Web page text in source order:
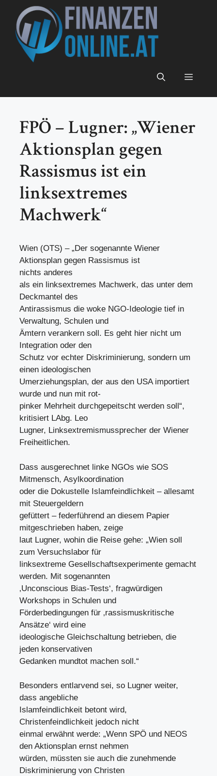
Inhalt
springen
Menü
FPÖ – Lugner: „Wiener
Aktionsplan gegen
Rassismus ist ein
linksextremes
Machwerk“
Wien (OTS) – „Der sogenannte Wiener
Aktionsplan gegen Rassismus ist
nichts anderes
als ein linksextremes Machwerk, das unter dem
Deckmantel des
Antirassismus die woke NGO-Ideologie tief in
Verwaltung, Schulen und
Ämtern verankern soll. Es geht hier nicht um
Integration oder den
Schutz vor echter Diskriminierung, sondern um
einen ideologischen
Umerziehungsplan, der aus den USA importiert
wurde und nun mit rot-
pinker Mehrheit durchgepeitscht werden soll“,
kritisiert LAbg. Leo
Lugner, Linksextremismussprecher der Wiener
Freiheitlichen.
Dass ausgerechnet linke NGOs wie SOS
Mitmensch, Asylkoordination
oder die Dokustelle Islamfeindlichkeit – allesamt
mit Steuergeldern
gefüttert – federführend an diesem Papier
mitgeschrieben haben, zeige
laut Lugner, wohin die Reise gehe: „Wien soll
zum Versuchslabor für
linksextreme Gesellschaftsexperimente gemacht
werden. Mit sogenannten
‚Unconscious Bias-Tests‘, fragwürdigen
Workshops in Schulen und
Förderbedingungen für ‚rassismuskritische
Ansätze‘ wird eine
ideologische Gleichschaltung betrieben, die
jeden konservativen
Gedanken mundtot machen soll.“
Besonders entlarvend sei, so Lugner weiter,
dass angebliche
Islamfeindlichkeit betont wird,
Christenfeindlichkeit jedoch nicht
einmal erwähnt werde: „Wenn SPÖ und NEOS
den Aktionsplan ernst nehmen
würden, müssten sie auch die zunehmende
Diskriminierung von Christen